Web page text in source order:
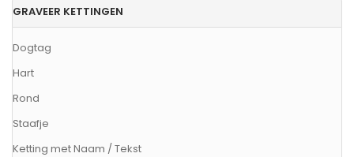
GRAVEER KETTINGEN
Dogtag
Hart
Rond
Staafje
Ketting met Naam / Tekst